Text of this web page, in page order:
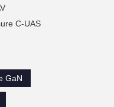
C-UAS
GaN